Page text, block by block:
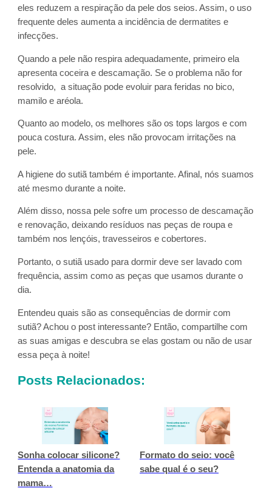
eles reduzem a respiração da pele dos seios. Assim, o uso
frequente deles aumenta a incidência de dermatites e
infecções.
Quando a pele não respira adequadamente, primeiro ela
apresenta coceira e descamação. Se o problema não for
resolvido, a situação pode evoluir para feridas no bico,
mamilo e aréola.
Quanto ao modelo, os melhores são os tops largos e com
pouca costura. Assim, eles não provocam irritações na
pele.
A higiene do sutiã também é importante. Afinal, nós suamos
até mesmo durante a noite.
Além disso, nossa pele sofre um processo de descamação
e renovação, deixando resíduos nas peças de roupa e
também nos lençóis, travesseiros e cobertores.
Portanto, o sutiã usado para dormir deve ser lavado com
frequência, assim como as peças que usamos durante o
dia.
Entendeu quais são as consequências de dormir com
sutiã? Achou o post interessante? Então, compartilhe com
as suas amigas e descubra se elas gostam ou não de usar
essa peça à noite!
Posts Relacionados:
Sonha colocar silicone?
Entenda a anatomia da
mama…
Formato do seio: você
sabe qual é o seu?